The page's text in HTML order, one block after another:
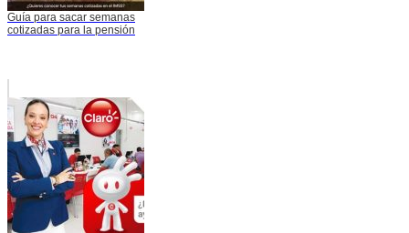
Guía para sacar semanas
cotizadas para la pensión